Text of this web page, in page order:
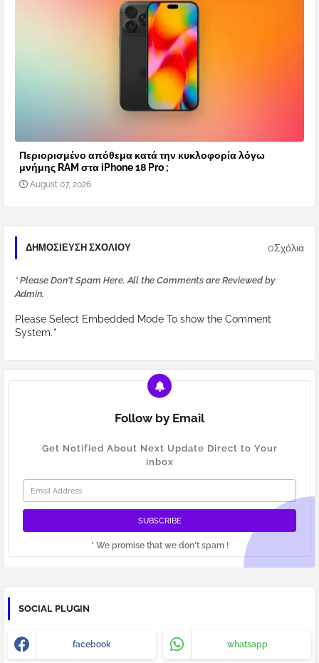
Περιορισμένο απόθεμα κατά την κυκλοφορία λόγω
μνήμης RAM στα iPhone 18 Pro ;
August 07, 2026
ΔΗΜΟΣΊΕΥΣΗ ΣΧΟΛΊΟΥ 0Σχόλια
* Please Don't Spam Here. All the Comments are Reviewed by
Admin.
Please Select Embedded Mode To show the Comment
System.*
Follow by Email
Get Notified About Next Update Direct to Your
inbox
* We promise that we don't spam !
SOCIAL PLUGIN
facebook whatsapp